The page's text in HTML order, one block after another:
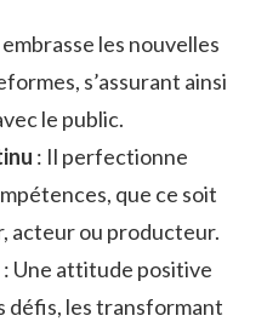
les nouvelles
s’assurant ainsi
le public.
: Il perfectionne
que ce soit
acteur ou producteur.
: Une attitude positive
défis, les transformant